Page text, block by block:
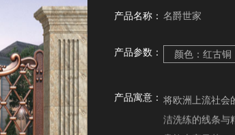
产品名称： 名爵世家
产品参数： 颜色：红古铜
产品寓意： 将欧洲上流社会
洁洗练的线条与